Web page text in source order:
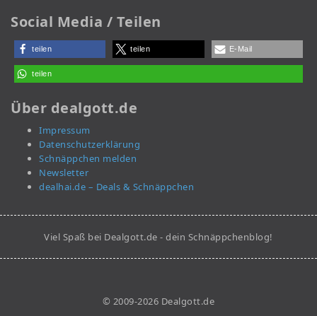
Social Media / Teilen
teilen teilen E-Mail
teilen
Über dealgott.de
Impressum
Datenschutzerklärung
Schnäppchen melden
Newsletter
dealhai.de – Deals & Schnäppchen
Viel Spaß bei Dealgott.de - dein Schnäppchenblog!
© 2009-2026 Dealgott.de